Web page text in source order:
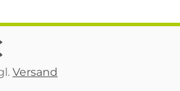
Versand